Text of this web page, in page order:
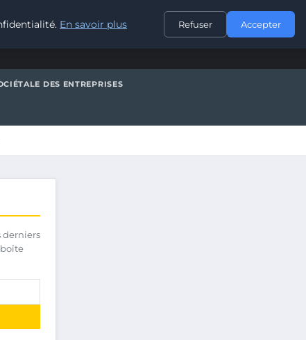
CONTACT
DES ENTREPRISES
derniers
En savoir plus Refuser Accepter